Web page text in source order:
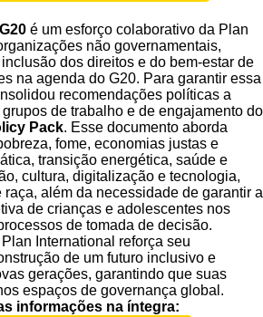
é um esforço colaborativo da Plan
não governamentais,
dos direitos e do bem-estar de
na agenda do G20. Para garantir essa
recomendações políticas a
de trabalho e de engajamento do
Pack. Esse documento aborda
fome, economias justas e
transição energética, saúde e
cultura, digitalização e tecnologia,
além da necessidade de garantir a
de crianças e adolescentes nos
de tomada de decisão.
International reforça seu
de um futuro inclusivo e
gerações, garantindo que suas
espaços de governança global.
informações na íntegra: